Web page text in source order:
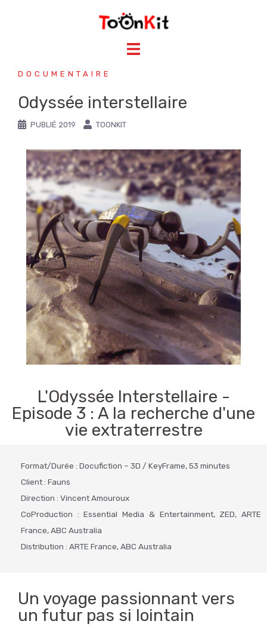
DOCUMENTAIRE
Odyssée interstellaire
PUBLIÉ 2019 TOONKIT
L'Odyssée Interstellaire -
Episode 3 : A la recherche d'une
vie extraterrestre
Format/Durée : Docufiction – 3D / KeyFrame, 53 minutes
Client : Fauns
Direction : Vincent Amouroux
CoProduction : Essential Media & Entertainment, ZED, ARTE
France, ABC Australia
Distribution : ARTE France, ABC Australia
Un voyage passionnant vers
un futur pas si lointain